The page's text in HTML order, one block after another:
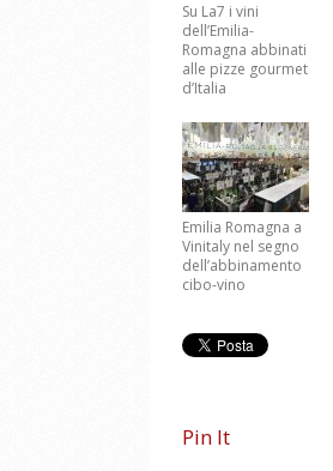
Su La7 i vini
dell’Emilia-
Romagna abbinati
alle pizze gourmet
d’Italia
Emilia Romagna a
Vinitaly nel segno
dell’abbinamento
cibo-vino
Pin It